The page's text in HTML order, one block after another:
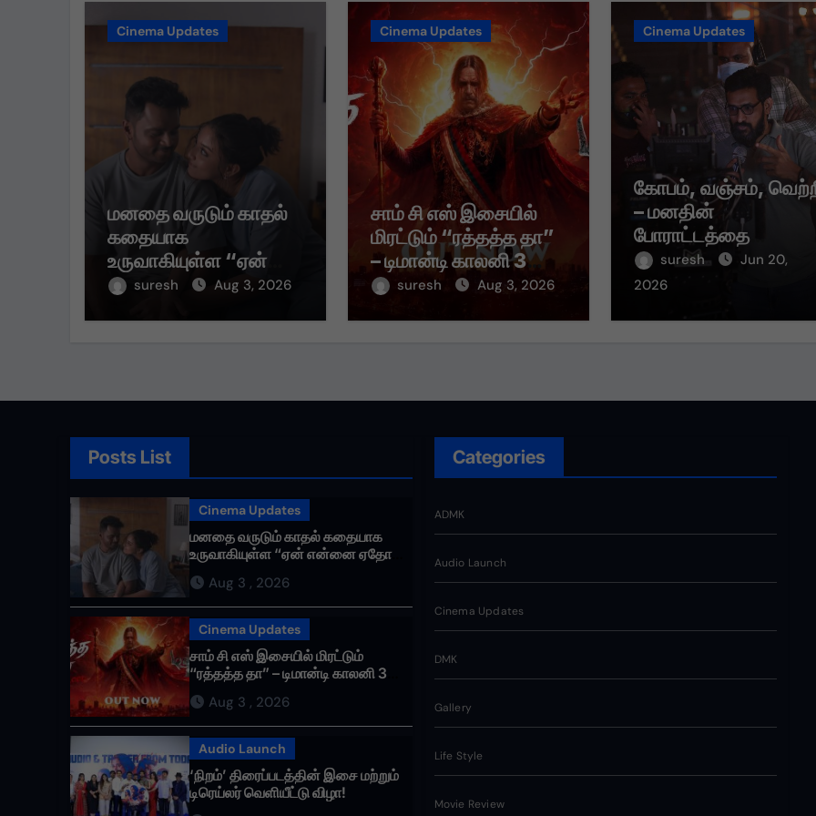
Cinema Updates
மனதை வருடும் காதல்
கதையாக
உருவாகியுள்ள “ஏன்
என்னை ஏதோ
suresh Aug 3, 2026
Cinema Updates
சாம் சி எஸ் இசையில்
மிரட்டும் “ரத்தத்த தா”
– டிமான்டி காலனி 3
முதல் பாடல் ரசிகர்களை
suresh Aug 3, 2026
Cinema Updates
கோபம், வஞ்சம்,
– மனதின்
போராட்டத்தை
சொல்லும் “வஞ்சம்
பாடல்!
suresh
Jun 20,
2026
Posts List
Cinema Updates
மனதை வருடும் காதல் கதையாக
உருவாகியுள்ள “ஏன் என்னை ஏதோ
Aug 3 , 2026
Cinema Updates
சாம் சி எஸ் இசையில் மிரட்டும்
“ரத்தத்த தா” – டிமான்டி காலனி 3
வருகிறது!
Aug 3 , 2026
Audio Launch
‘நிறம்’ திரைப்படத்தின் இசை மற்றும்
டிரெய்லர் வெளியீட்டு விழா!
Categories
ADMK
Audio Launch
Cinema Updates
DMK
Gallery
Life Style
Movie Review